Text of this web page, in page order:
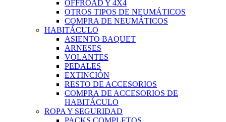
OFFROAD Y 4X4
OTROS TIPOS DE NEUMÁTICOS
COMPRA DE NEUMÁTICOS
HABITÁCULO
ASIENTO BAQUET
ARNESES
VOLANTES
PEDALES
EXTINCIÓN
RESTO DE ACCESORIOS
COMPRA DE ACCESORIOS DE
HABITÁCULO
ROPA Y SEGURIDAD
PACKS COMPLETOS